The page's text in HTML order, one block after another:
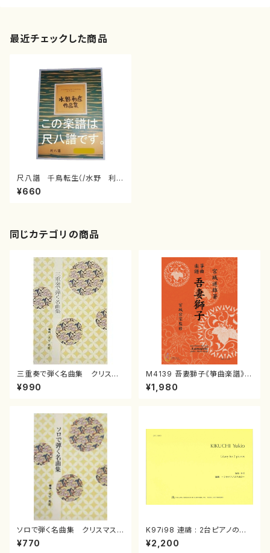
最近チェックした商品
尺八譜 千鳥転生（/水野 利
彦/楽譜）
¥660
同じカテゴリの商品
三重奏で弾く名曲集 クリスマ
スメドレー( 箏2/大平光美 編
曲/楽譜）
¥990
M4139 吾妻獅子《箏曲楽譜》
（箏/宮城道雄著・宮城宗家監修/
箏曲古典楽譜）
¥1,980
ソロで弾く名曲集 クリスマス・
イブ／恋人がサンタクロース(
箏独奏 /大平光美 編曲/楽
¥770
K97i98 連禱 : 2台ピアノのた
めの（2 Pianos / 菊池 幸夫 /
楽譜）
¥2,200